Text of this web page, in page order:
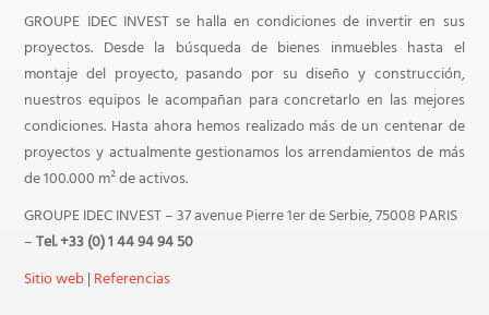
GROUPE IDEC INVEST se halla en condiciones de invertir en sus
proyectos. Desde la búsqueda de bienes inmuebles hasta el
montaje del proyecto, pasando por su diseño y construcción,
nuestros equipos le acompañan para concretarlo en las mejores
condiciones. Hasta ahora hemos realizado más de un centenar de
proyectos y actualmente gestionamos los arrendamientos de más
de 100.000 m² de activos.
GROUPE IDEC INVEST – 37 avenue Pierre 1er de Serbie, 75008 PARIS
–Tel. +33 (0) 1 44 94 94 50
Sitio web| Referencias